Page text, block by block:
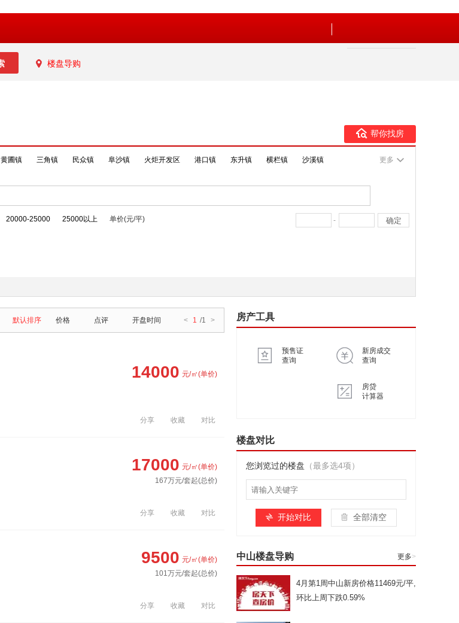
楼盘导购
帮你找房
黄圃镇 三角镇 民众镇 阜沙镇 火炬开发区 港口镇 东升镇 横栏镇
沙溪镇
更多
20000-25000 25000以上 单价(元/平) -
默认排序 价格 点评 开盘时间 < 1 /1 >
14000 元/㎡(单价)
分享 收藏 对比
17000 元/㎡(单价)
167万元/套起(总价)
分享 收藏 对比
9500 元/㎡(单价)
101万元/套起(总价)
分享 收藏 对比
房产工具
预售证
查询
新房成交
查询
房贷
计算器
楼盘对比
您浏览过的楼盘 （最多选4项）
开始对比 全部清空
中山楼盘导购 更多>
4月第1周中山新房价格11469元/平,
环比上周下跌0.59%